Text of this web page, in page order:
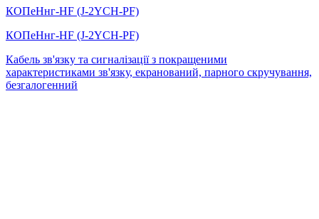
КОПеНнг-HF (J-2YСH-PF)
КОПеНнг-HF (J-2YСH-PF)
Кабель зв'язку та сигналізації з покращеними
характеристиками зв'язку, екранований, парного скручування,
безгалогенний